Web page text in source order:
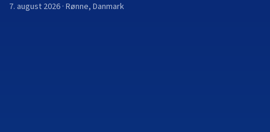
7. august 2026 · Rønne, Danmark